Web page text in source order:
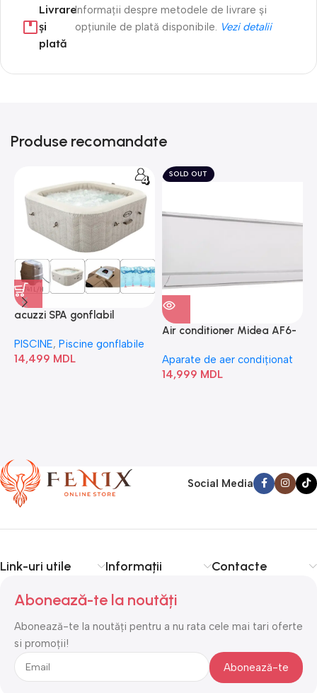
Livrare
și
plată
Informații despre metodele de livrare și
opțiunile de plată disponibile. Vezi detalii
Produse recomandate
acuzzi SPA gonflabil
Bubble” 28446
PISCINE, Piscine gonflabile
14,499 MDL
SOLD OUT
Air conditioner Midea AF6-
Aparate de aer condiționat
14,999 MDL
Social Media
Link-uri utile Informații Contacte
Abonează-te la noutăți
Abonează-te la noutăți pentru a nu rata cele mai tari oferte
si promoții!